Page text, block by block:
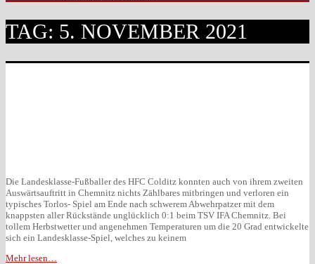
TAG: 5. NOVEMBER 2021
Die Landesklasse-Fußballer des HFC Colditz konnten auch von ihrem zweiten
Auswärtsauftritt in Chemnitz nichts Zählbares mitbringen und verloren ein
typisches Torlos- Spiel am Ende nach schwerem Abwehrpatzer mit dem
knappsten aller Rückstände unglücklich 0:1 beim TSV IFA Chemnitz. Bei
tollem Herbstwetter und angenehmen Temperaturen um die 20 Grad entwickelte
sich ein Landesklasse-Spiel, welches zu keinem
Mehr lesen…